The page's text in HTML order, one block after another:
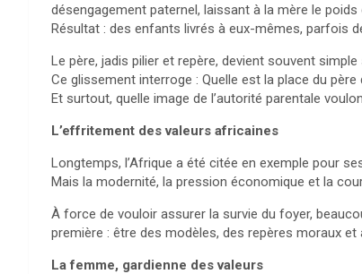
désengagement paternel, laissant à la mère le poids
Résultat : des enfants livrés à eux-mêmes, parfois
Le père, jadis pilier et repère, devient souvent simple
Ce glissement interroge : Quelle est la place du
Et surtout, quelle image de l’autorité parentale
L’effritement des valeurs africaines
Longtemps, l’Afrique a été citée en exemple pour
Mais la modernité, la pression économique et la
À force de vouloir assurer la survie du foyer,
première : être des modèles, des repères moraux
La femme, gardienne des valeurs